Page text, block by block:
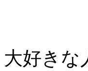
大好きな